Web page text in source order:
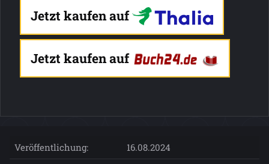
Jetzt kaufen auf
Jetzt kaufen auf
Veröffentlichung:
16.08.2024